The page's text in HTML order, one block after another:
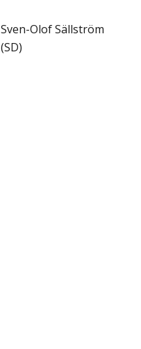
Sven-Olof Sällström
(SD)